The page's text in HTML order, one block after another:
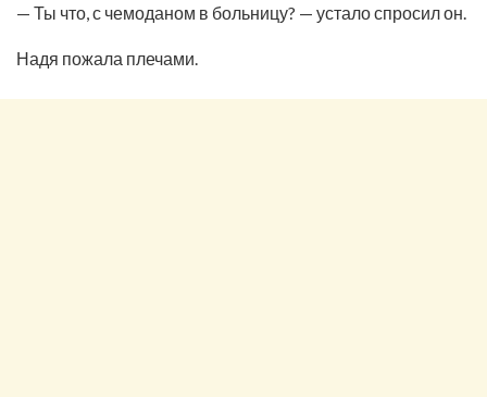
— Ты что, с чемоданом в больницу? — устало спросил он.
Надя пожала плечами.